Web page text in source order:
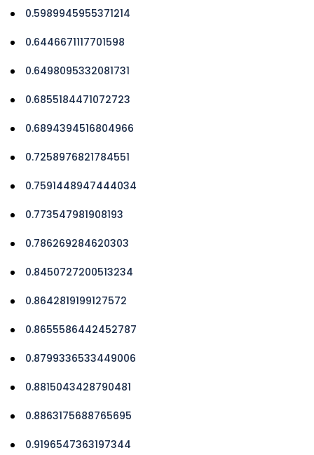
0.5989945955371214
0.6446671117701598
0.6498095332081731
0.6855184471072723
0.6894394516804966
0.7258976821784551
0.7591448947444034
0.773547981908193
0.786269284620303
0.8450727200513234
0.8642819199127572
0.8655586442452787
0.8799336533449006
0.8815043428790481
0.8863175688765695
0.9196547363197344